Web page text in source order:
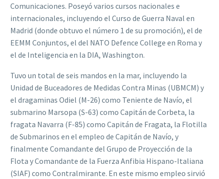
Comunicaciones. Poseyó varios cursos nacionales e
internacionales, incluyendo el Curso de Guerra Naval en
Madrid (donde obtuvo el número 1 de su promoción), el de
EEMM Conjuntos, el del NATO Defence College en Roma y
el de Inteligencia en la DIA, Washington.
Tuvo un total de seis mandos en la mar, incluyendo la
Unidad de Buceadores de Medidas Contra Minas (UBMCM) y
el dragaminas Odiel (M-26) como Teniente de Navío, el
submarino Marsopa (S-63) como Capitán de Corbeta, la
fragata Navarra (F-85) como Capitán de Fragata, la Flotilla
de Submarinos en el empleo de Capitán de Navío, y
finalmente Comandante del Grupo de Proyección de la
Flota y Comandante de la Fuerza Anfibia Hispano-Italiana
(SIAF) como Contralmirante. En este mismo empleo sirvió